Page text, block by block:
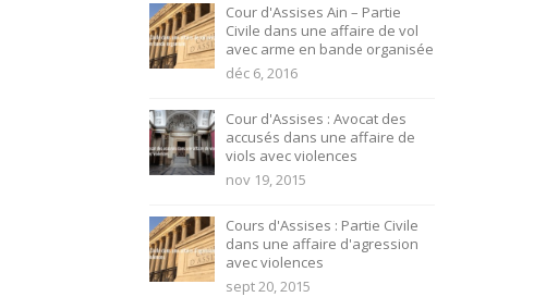
Cour d'Assises Ain – Partie
Civile dans une affaire de vol
avec arme en bande organisée
déc 6, 2016
Cour d'Assises : Avocat des
accusés dans une affaire de
viols avec violences
nov 19, 2015
Cours d'Assises : Partie Civile
dans une affaire d'agression
avec violences
sept 20, 2015